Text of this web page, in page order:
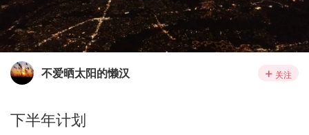
不爱晒太阳的懒汉 关注
下半年计划